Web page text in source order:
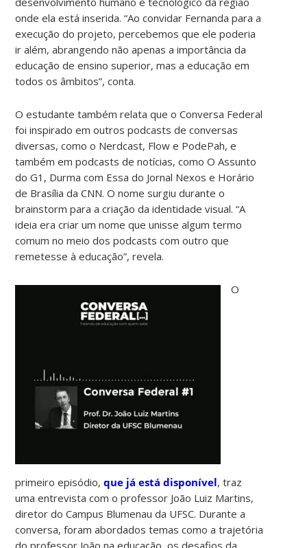
onde ela está inserida. “Ao convidar Fernanda para a
execução do projeto, percebemos que ele poderia
ir além, abrangendo não apenas a importância da
educação de ensino superior, mas a educação em
todos os âmbitos”, conta.
O estudante também relata que o Conversa Federal
foi inspirado em outros podcasts de conversas
diversas, como o Nerdcast, Flow e PodePah, e
também em podcasts de notícias, como O Assunto
do G1, Durma com Essa do Jornal Nexos e Horário
de Brasília da CNN. O nome surgiu durante o
brainstorm para a criação da identidade visual. “A
ideia era criar um nome que unisse algum termo
comum no meio dos podcasts com outro que
remetesse à educação”, revela.
O
primeiro episódio,que já está disponível, traz
uma entrevista com o professor João Luiz Martins,
diretor do Campus Blumenau da UFSC. Durante a
conversa, foram abordados temas como a trajetória
do professor João na educação, os desafios da